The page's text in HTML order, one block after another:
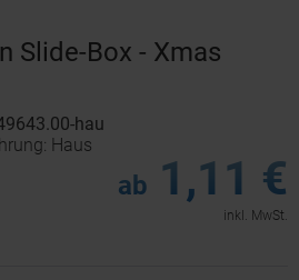
Slide-Box - Xmas
hau
Haus
ab 1,11 €
inkl. MwSt.